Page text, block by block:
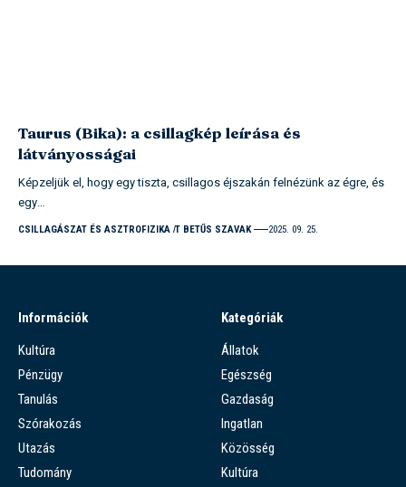
Taurus (Bika): a csillagkép leírása és
látványosságai
Képzeljük el, hogy egy tiszta, csillagos éjszakán felnézünk az égre, és
egy…
CSILLAGÁSZAT ÉS ASZTROFIZIKA T BETŰS SZAVAK 2025. 09. 25.
Információk
Kultúra
Pénzügy
Tanulás
Szórakozás
Utazás
Tudomány
Kategóriák
Állatok
Egészség
Gazdaság
Ingatlan
Közösség
Kultúra